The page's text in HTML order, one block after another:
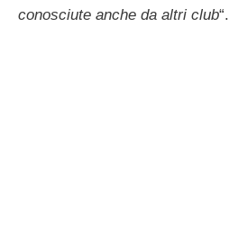
conosciute anche da altri club“.